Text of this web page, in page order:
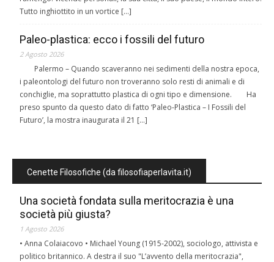
Tutto inghiottito in un vortice […]
Paleo-plastica: ecco i fossili del futuro
2 Agosto 2026
Palermo – Quando scaveranno nei sedimenti della nostra epoca,
i paleontologi del futuro non troveranno solo resti di animali e di
conchiglie, ma soprattutto plastica di ogni tipo e dimensione. Ha
preso spunto da questo dato di fatto ‘Paleo-Plastica – I Fossili del
Futuro’, la mostra inaugurata il 21 […]
Cenette Filosofiche (da filosofiaperlavita.it)
Una società fondata sulla meritocrazia è una
società più giusta?
1 Agosto 2026
• Anna Colaiacovo • Michael Young (1915-2002), sociologo, attivista e
politico britannico. A destra il suo "L’avvento della meritocrazia",